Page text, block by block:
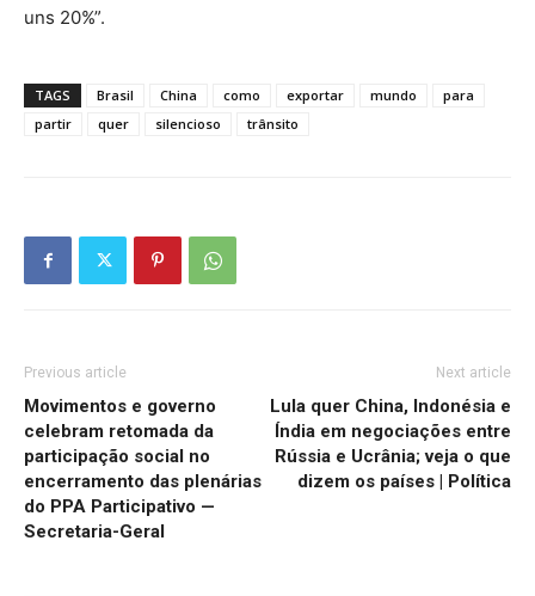
uns 20%”.
TAGS Brasil China como exportar mundo
para
partir
quer silencioso trânsito
Previous article
Movimentos e governo
celebram retomada da
participação social no
encerramento das plenárias
do PPA Participativo —
Secretaria-Geral
Next article
Lula quer China, Indonésia e
Índia em negociações entre
Rússia e Ucrânia; veja o que
dizem os países | Política